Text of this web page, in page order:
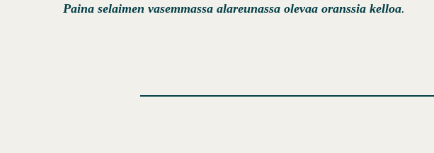
Paina selaimen vasemmassa alareunassa olevaa oranssia kelloa.